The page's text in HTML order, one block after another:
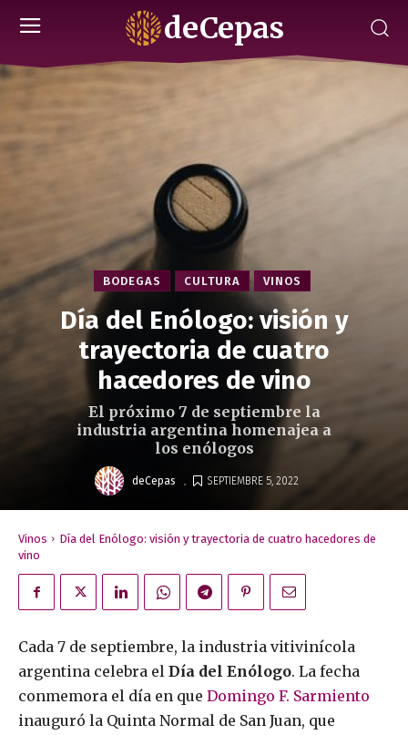
deCepas
BODEGAS CULTURA VINOS
Día del Enólogo: visión y
trayectoria de cuatro
hacedores de vino
El próximo 7 de septiembre la
industria argentina homenajea a
los enólogos
deCepas . SEPTIEMBRE 5, 2022
Vinos
Día del Enólogo: visión y trayectoria de cuatro hacedores de
vino
Cada 7 de septiembre, la industria vitivinícola
argentina celebra el Día del Enólogo. La fecha
conmemora el día en que Domingo F. Sarmiento
inauguró la Quinta Normal de San Juan, que